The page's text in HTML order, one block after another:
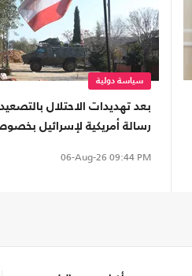
سياسة دولية
بعد تهديدات الاحتلال
رسالة أمريكية لإسرائيل
06-Aug-26 09:44 PM